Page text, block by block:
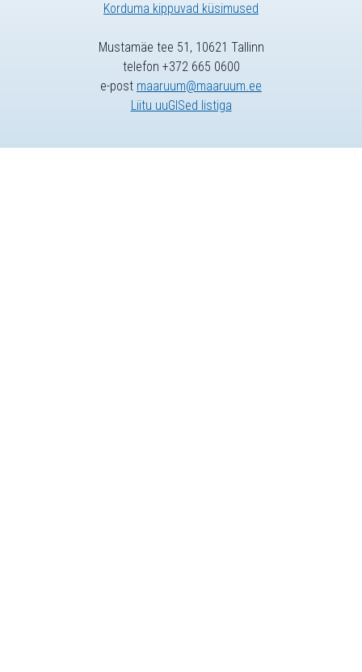
Korduma kippuvad küsimused
Mustamäe tee 51, 10621 Tallinn
telefon +372 665 0600
e-post maaruum@maaruum.ee
Liitu uuGISed listiga